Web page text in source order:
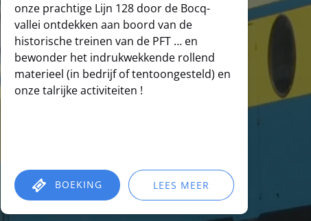
onze prachtige Lijn 128 door de Bocq-
vallei ontdekken aan boord van de
historische treinen van de PFT … en
bewonder het indrukwekkende rollend
materieel (in bedrijf of tentoongesteld) en
onze talrijke activiteiten !
BOEKING LEES MEER